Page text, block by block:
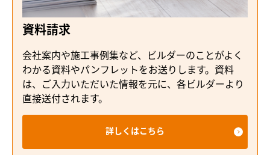
資料請求
会社案内や施工事例集など、ビルダーのことがよく
わかる資料やパンフレットをお送りします。資料
は、ご入力いただいた情報を元に、各ビルダーより
直接送付されます。
詳しくはこちら